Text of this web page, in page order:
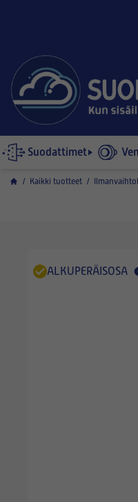
Suodattimet
/ Kaikki tuotteet /
ALKUPERÄISOSA